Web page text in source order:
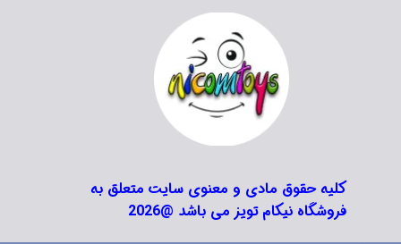
کلیه حقوق مادی و معنوی سایت متعلق به
فروشگاه نیکام تویز می باشد @2026